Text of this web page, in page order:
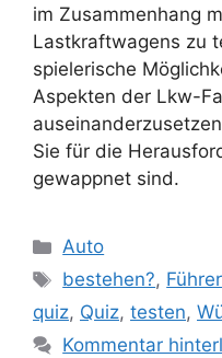
im Zusammenhang
Lastkraftwagens zu
spielerische
Aspekten der Lkw-
Sie für die
gewappnet sind.
Kategorien
Auto
Schlagwörter
bestehen?,
quiz, Quiz, testen,
Kommentar